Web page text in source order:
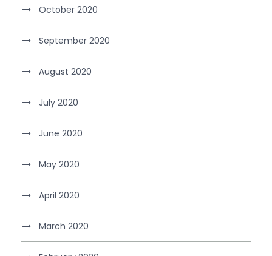
October 2020
September 2020
August 2020
July 2020
June 2020
May 2020
April 2020
March 2020